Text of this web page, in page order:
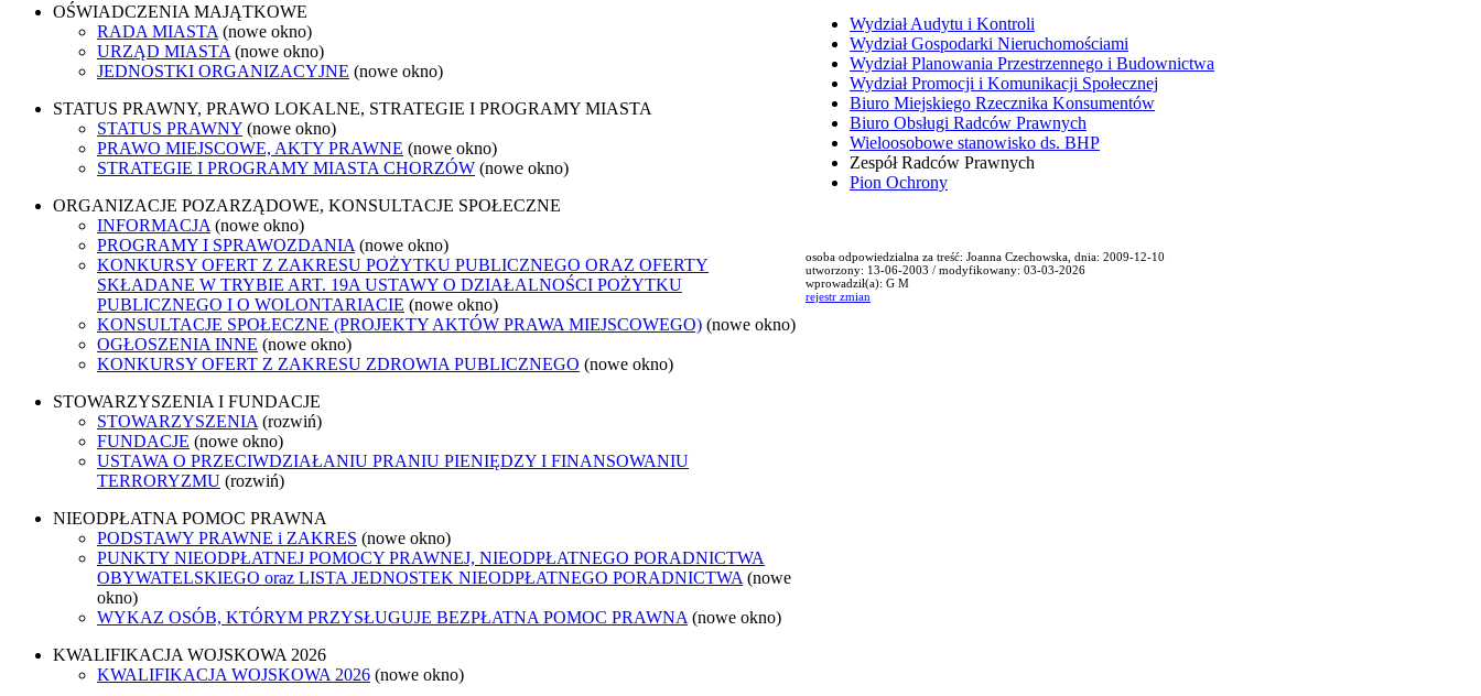
OŚWIADCZENIA MAJĄTKOWE
RADA MIASTA (nowe okno)
URZĄD MIASTA (nowe okno)
JEDNOSTKI ORGANIZACYJNE (nowe okno)
STATUS PRAWNY, PRAWO LOKALNE, STRATEGIE I PROGRAMY MIASTA
STATUS PRAWNY (nowe okno)
PRAWO MIEJSCOWE, AKTY PRAWNE (nowe okno)
STRATEGIE I PROGRAMY MIASTA CHORZÓW (nowe okno)
ORGANIZACJE POZARZĄDOWE, KONSULTACJE SPOŁECZNE
INFORMACJA (nowe okno)
PROGRAMY I SPRAWOZDANIA (nowe okno)
KONKURSY OFERT Z ZAKRESU POŻYTKU PUBLICZNEGO ORAZ OFERTY
SKŁADANE W TRYBIE ART. 19A USTAWY O DZIAŁALNOŚCI POŻYTKU
PUBLICZNEGO I O WOLONTARIACIE (nowe okno)
KONSULTACJE SPOŁECZNE (PROJEKTY AKTÓW PRAWA MIEJSCOWEGO) (nowe okno)
OGŁOSZENIA INNE (nowe okno)
KONKURSY OFERT Z ZAKRESU ZDROWIA PUBLICZNEGO (nowe okno)
STOWARZYSZENIA I FUNDACJE
STOWARZYSZENIA (rozwiń)
FUNDACJE (nowe okno)
USTAWA O PRZECIWDZIAŁANIU PRANIU PIENIĘDZY I FINANSOWANIU
TERRORYZMU (rozwiń)
NIEODPŁATNA POMOC PRAWNA
PODSTAWY PRAWNE i ZAKRES (nowe okno)
PUNKTY NIEODPŁATNEJ POMOCY PRAWNEJ, NIEODPŁATNEGO PORADNICTWA
OBYWATELSKIEGO oraz LISTA JEDNOSTEK NIEODPŁATNEGO PORADNICTWA (nowe
okno)
WYKAZ OSÓB, KTÓRYM PRZYSŁUGUJE BEZPŁATNA POMOC PRAWNA (nowe okno)
KWALIFIKACJA WOJSKOWA 2026
KWALIFIKACJA WOJSKOWA 2026 (nowe okno)
Wydział Audytu i Kontroli
Wydział Gospodarki Nieruchomościami
Wydział Planowania Przestrzennego i Budownictwa
Wydział Promocji i Komunikacji Społecznej
Biuro Miejskiego Rzecznika Konsumentów
Biuro Obsługi Radców Prawnych
Wieloosobowe stanowisko ds. BHP
Zespół Radców Prawnych
Pion Ochrony
osoba odpowiedzialna za treść: Joanna Czechowska, dnia: 2009-12-10
utworzony: 13-06-2003 / modyfikowany: 03-03-2026
wprowadził(a): G M
rejestr zmian